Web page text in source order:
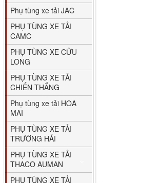
Phụ tùng xe tải JAC
PHỤ TÙNG XE TẢI
CAMC
PHỤ TÙNG XE CỬU
LONG
PHỤ TÙNG XE TẢI
CHIẾN THẮNG
Phụ tùng xe tải HOA
MAI
PHỤ TÙNG XE TẢI
TRƯỜNG HẢI
PHỤ TÙNG XE TẢI
THACO AUMAN
PHỤ TÙNG XE TẢI